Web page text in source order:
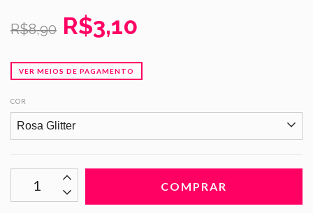
R$8,90 R$3,10
VER MEIOS DE PAGAMENTO
COR